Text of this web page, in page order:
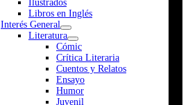
Ilustrados
Libros en Inglés
Interés General
Literatura
Cómic
Crítica Literaria
Cuentos y Relatos
Ensayo
Humor
Juvenil